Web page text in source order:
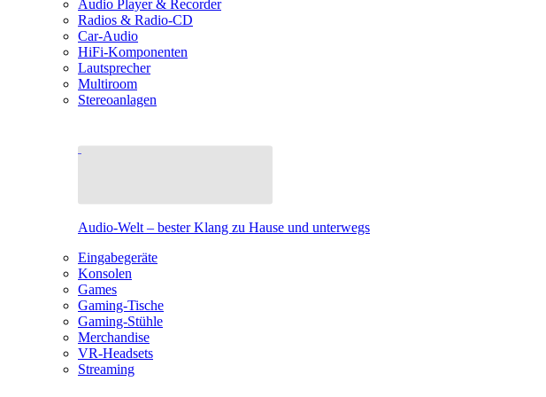
Audio Player & Recorder
Radios & Radio-CD
Car-Audio
HiFi-Komponenten
Lautsprecher
Multiroom
Stereoanlagen
Audio-Welt – bester Klang zu Hause und unterwegs
Eingabegeräte
Konsolen
Games
Gaming-Tische
Gaming-Stühle
Merchandise
VR-Headsets
Streaming